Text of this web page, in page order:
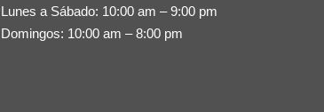
Lunes a Sábado: 10:00 am – 9:00 pm
Domingos: 10:00 am – 8:00 pm